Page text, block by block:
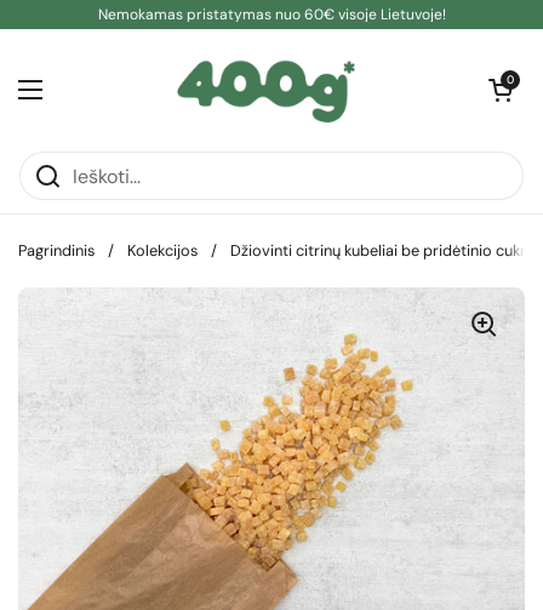
Pereiti prie turinioNemokamas pristatymas nuo 60€ visoje Lietuvoje!
Atidaryti meniu
Atidaryti
0
Pagrindinis / Kolekcijos / Džiovinti citrinų kubeliai be pridėtinio